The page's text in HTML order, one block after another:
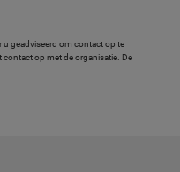
u geadviseerd om contact op te
op met de organisatie. De